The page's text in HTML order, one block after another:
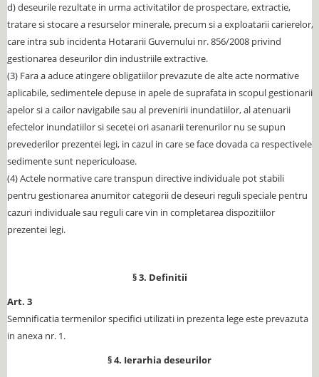
d) deseurile rezultate in urma activitatilor de prospectare, extractie,
tratare si stocare a resurselor minerale, precum si a exploatarii carierelor,
care intra sub incidenta Hotararii Guvernului nr. 856/2008 privind
gestionarea deseurilor din industriile extractive.
(3) Fara a aduce atingere obligatiilor prevazute de alte acte normative
aplicabile, sedimentele depuse in apele de suprafata in scopul gestionarii
apelor si a cailor navigabile sau al prevenirii inundatiilor, al atenuarii
efectelor inundatiilor si secetei ori asanarii terenurilor nu se supun
prevederilor prezentei legi, in cazul in care se face dovada ca respectivele
sedimente sunt nepericuloase.
(4) Actele normative care transpun directive individuale pot stabili
pentru gestionarea anumitor categorii de deseuri reguli speciale pentru
cazuri individuale sau reguli care vin in completarea dispozitiilor
prezentei legi.
§ 3. Definitii
Art. 3
Semnificatia termenilor specifici utilizati in prezenta lege este prevazuta
in anexa nr. 1.
§ 4. Ierarhia deseurilor